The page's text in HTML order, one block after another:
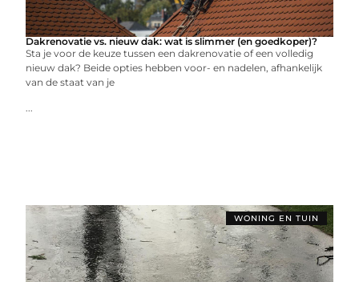
Dakrenovatie vs. nieuw dak: wat is slimmer (en goedkoper)?
Sta je voor de keuze tussen een dakrenovatie of een volledig
nieuw dak? Beide opties hebben voor- en nadelen, afhankelijk
van de staat van je
...
WONING EN TUIN